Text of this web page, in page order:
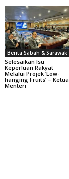
Berita Sabah & Sarawak
Selesaikan Isu
Keperluan Rakyat
Melalui Projek ‘Low-
hanging Fruits’ – Ketua
Menteri